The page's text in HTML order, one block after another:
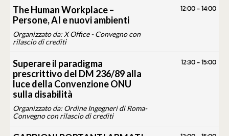
The Human Workplace –
Persone, AI e nuovi ambienti
Organizzato da: X Office - Convegno con
rilascio di crediti
12:00-14:00
Superare il paradigma
prescrittivo del DM 236/89 alla
luce della Convenzione ONU
sulla disabilità
Organizzato da: Ordine Ingegneri di Roma-
Convegno con rilascio di crediti
12:30-15:00